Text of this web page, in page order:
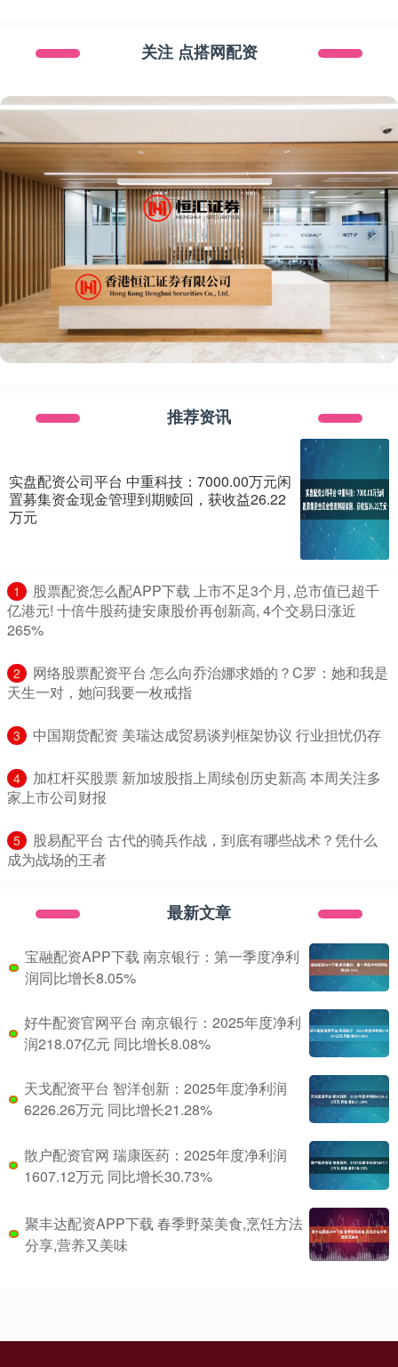
关注 点搭网配资
推荐资讯
实盘配资公司平台 中重科技：7000.00万元闲
置募集资金现金管理到期赎回，获收益26.22
万元
1
​股票配资怎么配APP下载 上市不足3个月, 总市值已超千
亿港元! 十倍牛股药捷安康股价再创新高, 4个交易日涨近
265%
2
​网络股票配资平台 怎么向乔治娜求婚的？C罗：她和我是
天生一对，她问我要一枚戒指
3 ​中国期货配资 美瑞达成贸易谈判框架协议 行业担忧仍存
4
​加杠杆买股票 新加坡股指上周续创历史新高 本周关注多
家上市公司财报
5
​股易配平台 古代的骑兵作战，到底有哪些战术？凭什么
成为战场的王者
最新文章
宝融配资APP下载 南京银行：第一季度净利
润同比增长8.05%
好牛配资官网平台 南京银行：2025年度净利
润218.07亿元 同比增长8.08%
天戈配资平台 智洋创新：2025年度净利润
6226.26万元 同比增长21.28%
散户配资官网 瑞康医药：2025年度净利润
1607.12万元 同比增长30.73%
聚丰达配资APP下载 春季野菜美食,烹饪方法
分享,营养又美味